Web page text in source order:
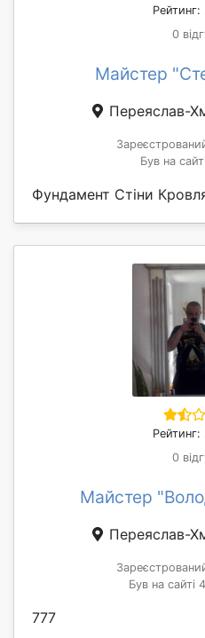
0
Майстер
Переяслав-
Був на
Фундамент Стіни
0
Майстер
Переяслав-
Був на сайті
777